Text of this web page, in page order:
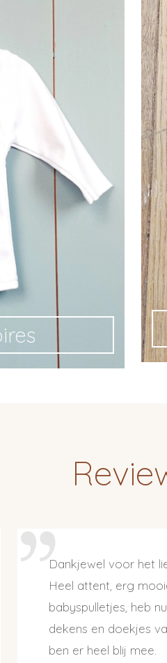
Dankjewel voor het
Heel attent, erg
babyspulletjes, heb
dekens en doekjes
ben er heel blij mee.